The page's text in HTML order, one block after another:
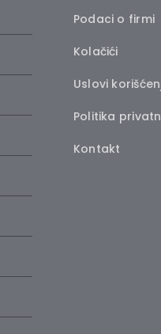
Podaci o firmi
Kolačići
Uslovi
Politika
Kontakt